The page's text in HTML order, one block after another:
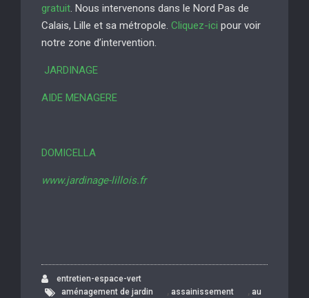
gratuit. Nous intervenons dans le Nord Pas de
Calais, Lille et sa métropole. Cliquez-ici pour voir
notre zone d’intervention.
JARDINAGE
AIDE MENAGERE
DOMICELLA
www.jardinage-lillois.fr
entretien-espace-vert
aménagement de jardin
, assainissement , au